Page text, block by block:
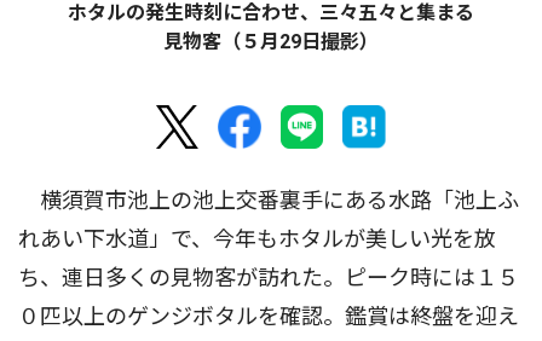
ホタルの発生時刻に合わせ、三々五々と集まる
見物客（５月29日撮影）
横須賀市池上の池上交番裏手にある水路「池上ふ
れあい下水道」で、今年もホタルが美しい光を放
ち、連日多くの見物客が訪れた。ピーク時には１５
０匹以上のゲンジボタルを確認。鑑賞は終盤を迎え